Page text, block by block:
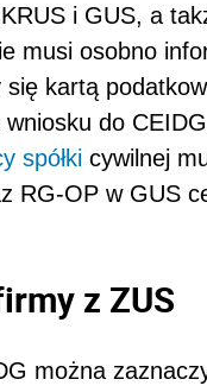
i GUS, a
musi osobno
kartą
wniosku do
spółki cywilnej
RG-OP w GUS
z ZUS
można